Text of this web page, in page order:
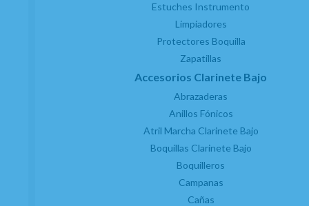
Estuches Instrumento
Limpiadores
Protectores Boquilla
Zapatillas
Accesorios Clarinete Bajo
Abrazaderas
Anillos Fónicos
Atril Marcha Clarinete Bajo
Boquillas Clarinete Bajo
Boquilleros
Campanas
Cañas